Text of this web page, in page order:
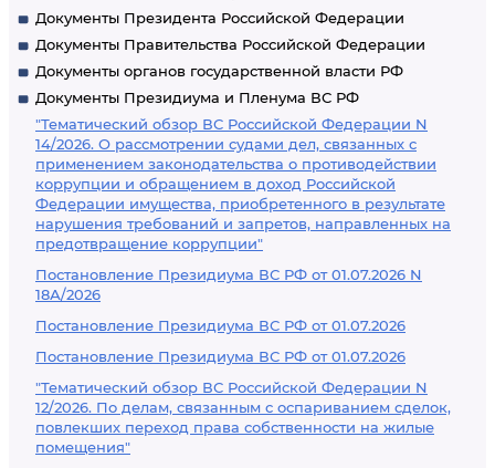
Документы Президента Российской Федерации
Документы Правительства Российской Федерации
Документы органов государственной власти РФ
Документы Президиума и Пленума ВС РФ
"Тематический обзор ВС Российской Федерации N
14/2026. О рассмотрении судами дел, связанных с
применением законодательства о противодействии
коррупции и обращением в доход Российской
Федерации имущества, приобретенного в результате
нарушения требований и запретов, направленных на
предотвращение коррупции"
Постановление Президиума ВС РФ от 01.07.2026 N
18А/2026
Постановление Президиума ВС РФ от 01.07.2026
Постановление Президиума ВС РФ от 01.07.2026
"Тематический обзор ВС Российской Федерации N
12/2026. По делам, связанным с оспариванием сделок,
повлекших переход права собственности на жилые
помещения"